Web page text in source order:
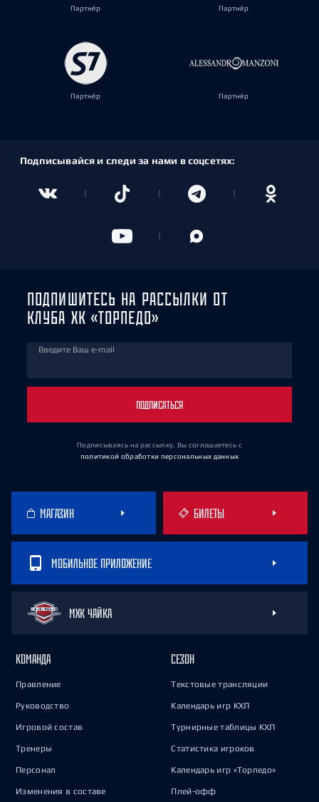
Партнёр Партнёр
Партнёр Партнёр
Подписывайся и следи за нами в соцсетях:
ПОДПИШИТЕСЬ НА РАССЫЛКИ ОТ
КЛУБА ХК «ТОРПЕДО»
Введите Ваш e-mail
ПОДПИСАТЬСЯ
Подписываясь на рассылку, Вы соглашаетесь с
политикой обработки персональных данных
МАГАЗИН БИЛЕТЫ
МОБИЛЬНОЕ ПРИЛОЖЕНИЕ
МХК ЧАЙКА
КОМАНДА
Правление
Руководство
Игровой состав
Тренеры
Персонал
Изменения в составе
СЕЗОН
Текстовые трансляции
Календарь игр КХЛ
Турнирные таблицы КХЛ
Статистика игроков
Календарь игр «Торпедо»
Плей-офф